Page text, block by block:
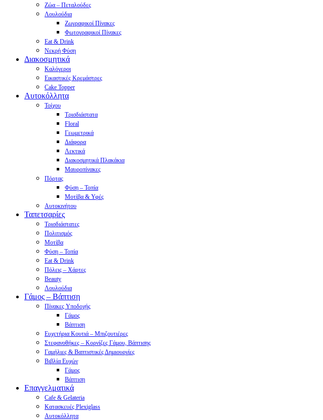
Ζώα – Πεταλούδες
Λουλούδια
Ζωγραφικοί Πίνακες
Φωτογραφικοί Πίνακες
Eat & Drink
Νεκρή Φύση
Διακοσμητικά
Καλόγεροι
Εικαστικές Κρεμάστρες
Cake Topper
Αυτοκόλλητα
Τοίχου
Τρισδιάστατα
Floral
Γεωμετρικά
Διάφορα
Λεκτικά
Διακοσμητικά Πλακάκια
Μαυροπίνακες
Πόρτας
Φύση – Τοπία
Μοτίβα & Υφές
Αυτοκινήτου
Ταπετσαρίες
Τρισδιάστατες
Πολιτισμός
Μοτίβα
Φύση – Τοπία
Eat & Drink
Πόλεις – Χάρτες
Beauty
Λουλούδια
Γάμος – Βάπτιση
Πίνακες Υποδοχής
Γάμος
Βάπτιση
Ευχετήρια Κουτιά – Μπιζουτιέρες
Στεφανοθήκες – Κορνίζες Γάμου, Βάπτισης
Γαμήλιες & Βαπτιστικές Δημιουργίες
Βιβλία Ευχών
Γάμος
Βάπτιση
Επαγγελματικά
Cafe & Gelateria
Κατασκευές Plexiglass
Αυτοκόλλητα